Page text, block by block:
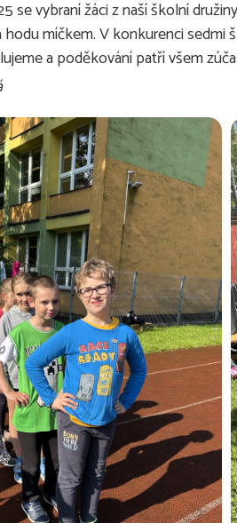
se vybraní žáci z naší školní
míčkem. V konkurenci sedmi
a poděkování patří všem